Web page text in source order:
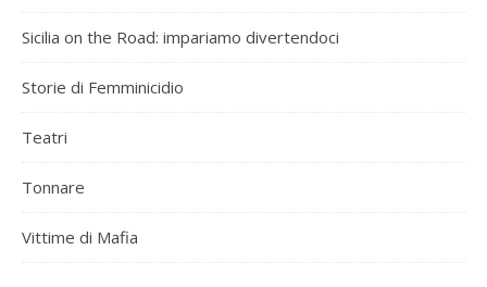
Sicilia on the Road: impariamo divertendoci
Storie di Femminicidio
Teatri
Tonnare
Vittime di Mafia